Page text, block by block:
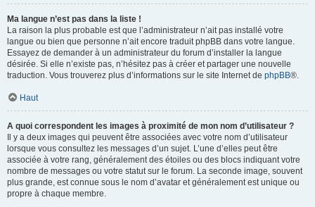
Ma langue n’est pas dans la liste !
La raison la plus probable est que l’administrateur n’ait pas installé votre
langue ou bien que personne n’ait encore traduit phpBB dans votre langue.
Essayez de demander à un administrateur du forum d’installer la langue
désirée. Si elle n’existe pas, n’hésitez pas à créer et partager une nouvelle
traduction. Vous trouverez plus d’informations sur le site Internet de phpBB®.
Haut
A quoi correspondent les images à proximité de mon nom d’utilisateur ?
Il y a deux images qui peuvent être associées avec votre nom d’utilisateur
lorsque vous consultez les messages d’un sujet. L’une d’elles peut être
associée à votre rang, généralement des étoiles ou des blocs indiquant votre
nombre de messages ou votre statut sur le forum. La seconde image, souvent
plus grande, est connue sous le nom d’avatar et généralement est unique ou
propre à chaque membre.